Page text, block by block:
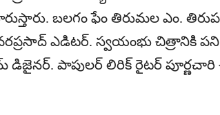
బలగం ఫేం తిరుమల ఎం. తిరుపతి
ఎడిటర్‌. స్వయంభు చిత్రానికి పని
డిజైనర్. పాపులర్ లిరిక్ రైటర్